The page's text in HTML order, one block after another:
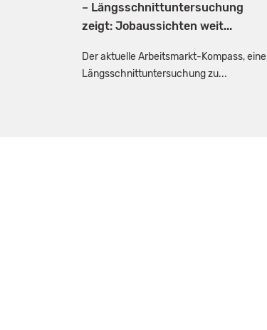
– Längsschnittuntersuchung
zeigt: Jobaussichten weit...
Der aktuelle Arbeitsmarkt-Kompass, eine
Längsschnittuntersuchung zu...